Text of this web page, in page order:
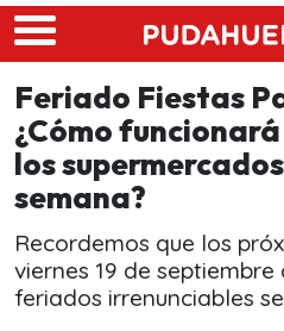
Skip to main content
Feriado Fiestas
¿Cómo
los
semana?
Recordemos que los
viernes 19 de
feriados irrenunciables